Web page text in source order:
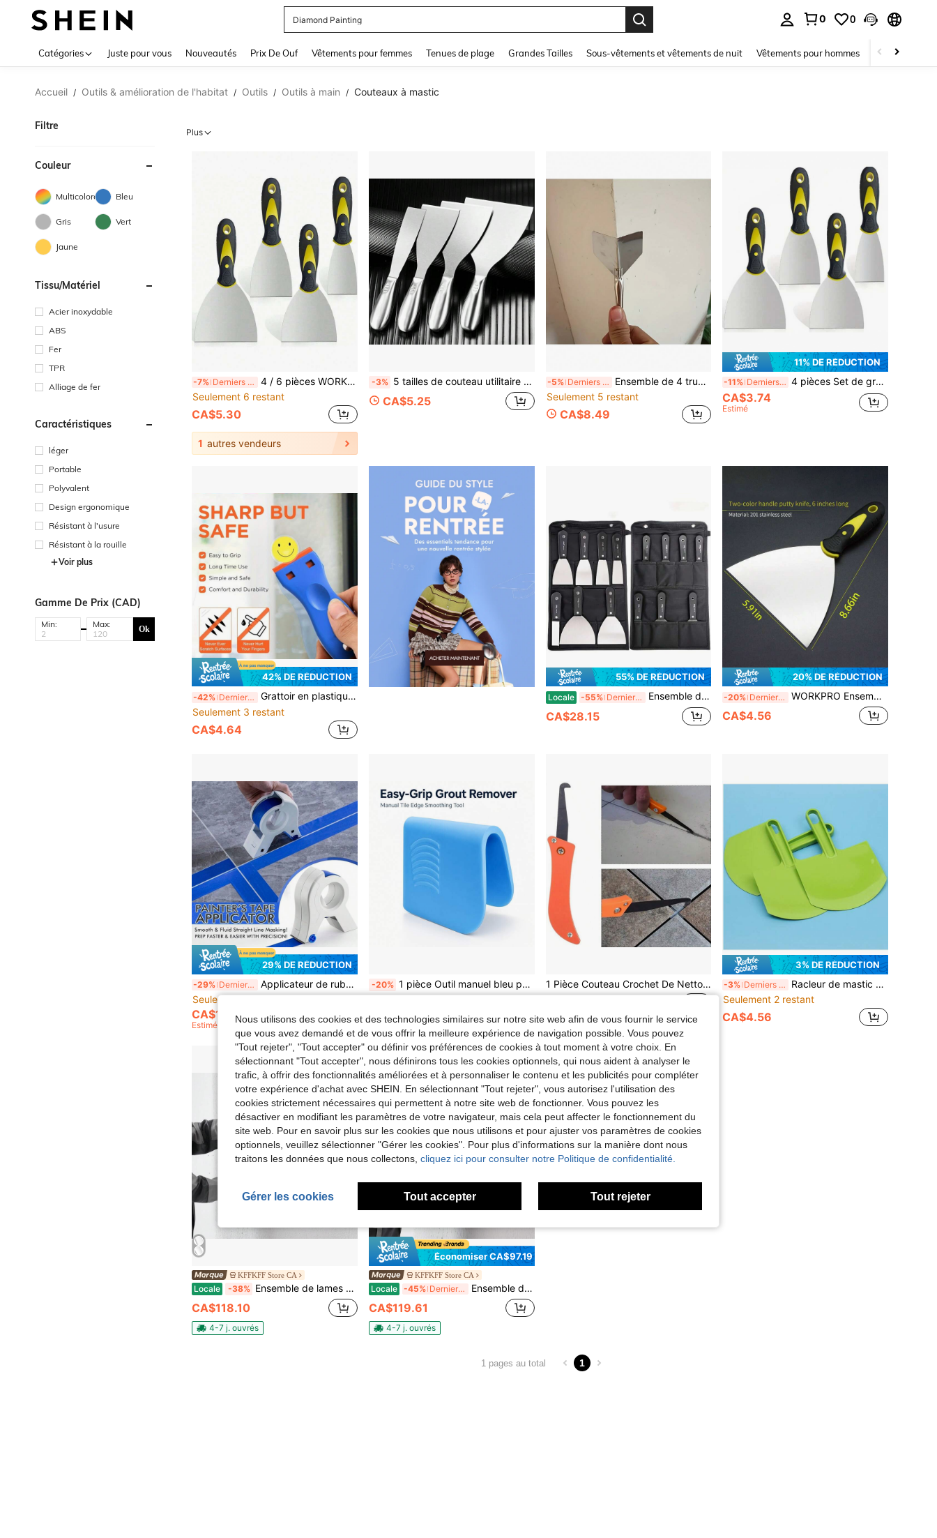
Diamond Painting
0 0
Catégories Juste pour vous Nouveautés Prix De Ouf Vêtements pour femmes Tenues de plage Grandes Tailles Sous-vêtements et vêtements de nuit Vêtements pour hommes Enfants
Accueil / Outils & amélioration de l'habitat / Outils / Outils à main / Couteaux à mastic
Filtre
Couleur
Multicolore Bleu
Gris Vert
Jaune
Tissu/matériel
Acier inoxydable
ABS
Fer
TPR
Alliage de fer
Caractéristiques
léger
Portable
Polyvalent
Design ergonomique
Résistant à l'usure
Résistant à la rouille
Voir plus
Gamme De Prix (CAD)
Min: Max: Ok
Plus
-7% Derniers 3 jours
4 / 6 pièces WORKPRO Ensemble de grattoirs en acier inoxydable, avec poignée souple, convient pour le traitement des murs secs, le retrait du plâtre et la manipulation du papier peint. Spécifications : 38/76/100/150 millimètres.
Seulement 6 restant
CA$5.30
1 autres vendeurs
-3% 5 tailles de couteau utilitaire épais en acier inoxydable, gris huilé, grattoir multifonction avec poignée finition polie
CA$5.25
-5% Derniers 3 jours
Ensemble de 4 truelles d'angle en métal, outils manuels pour la réparation et le lissage des murs, sans électricité requise
Seulement 5 restant
CA$8.49
11% DE RÉDUCTION
-11% Derniers 3 jours 4 pièces Set de grattoirs en acier inoxydable, comprenant des grattoirs de 2 pouces, 3 pouces, 4 pouces et 5 pouces, convenant au grattage de peinture, à l'enlèvement de papier peint, à l'application de produits d'étanchéité et plus encore
CA$3.74
Estimé
42% DE RÉDUCTION
-42% Derniers 3 jours
Grattoir en plastique anti-rayures et lames | Outil de retrait d'étiquettes, 1 grattoir avec 8 lames de rechange, convient pour enlever les joints, les autocollants et les résidus adhésifs, applicable sur le verre, les joints et les surfaces peintes, cadeau idéal pour la Saint-Valentin et les anniversaires
Seulement 3 restant
CA$4.64
55% DE RÉDUCTION
Locale -55% Derniers 3 jours Ensemble de 7 couteaux à mastic en acier inoxydable – Outils professionnels pour le décapage de cloisons sèches et de peinture | Épaisseur de lame adaptée à la réparation des murs | Sac de rangement résistant inclus
CA$28.15
20% DE RÉDUCTION
-20% Derniers 3 jours WORKPRO Ensemble de 4 grattoirs à papier peint, grattoir à peinture en acier inoxydable avec poignée souple, kit de grattoir mural pour finition de cloison sèche, enlèvement de plâtre, décapage de papier peint, tailles : 38/76/100/150 mm
CA$4.56
29% DE RÉDUCTION
-29% Derniers 3 jours
Applicateur de ruban de masquage pour peintre YITAPE - Outil d'application de précision manuelle, sans électricité requise, convient pour les lignes droites, les cadres de portes et de fenêtres et les travaux de finition - Idéal pour les projets DIY et la peinture professionnelle, parfait pour une utilisation domestique et industrielle, sans piles nécessaires
Seulement 7 restant
CA$13.99
Estimé
-20% 1 pièce Outil manuel bleu pour retirer le joint de carrelage - Outil pour retirer le coulis de sol, pour un sol lisse, accessoire de décoration d'intérieur
CA$3.60
1 Pièce Couteau Crochet De Nettoyage De Joint De Carreau En Céramique, Outil De Retrait De Coulis Dentelé Pliant Pour La Construction De Calfeutrage
3% DE RÉDUCTION
-3% Derniers 3 jours
Racleur de mastic en plastique léger et résistant à l'usure, spatule de réparation murale portable et anti-rouille, DIY maison, 1 pièce/5 pièces/10 pièces en option
Seulement 2 restant
CA$4.56
KFFKFF Store CA
Locale -38% Ensemble de lames à enduire les cloisons sèches, lames d'enduisage de 7/10/14/16/24 pouces + manche de rallonge de 34 à 81,6 pouces, couteau en acier inoxydable, outils professionnels d'enduit, pour plaques de plâtre/cloisons/panneaux de plâtre
CA$118.10
4-7 j. ouvrés
Économiser CA$97.19
KFFKFF Store CA
Locale -45% Derniers 3 jours Ensemble de lames de ragréage pour cloisons sèches, lames de ragréage de 10/16/24/32/40 po + manche de rallonge de 34-81,6 po, couteau en acier inoxydable, outils professionnels de ragréage, pour Gyprock/panneaux muraux/plaques de plâtre
CA$119.61
4-7 j. ouvrés
1 pages au total 1
Nous utilisons des cookies et des technologies similaires sur notre site web afin de vous fournir le service
que vous avez demandé et de vous offrir la meilleure expérience de navigation possible. Vous pouvez
"Tout rejeter", "Tout accepter" ou définir vos préférences de cookies à tout moment à votre choix. En
sélectionnant "Tout accepter", nous définirons tous les cookies optionnels, qui nous aident à analyser le
trafic, à offrir des fonctionnalités améliorées et à personnaliser le contenu et les publicités pour compléter
votre expérience d'achat avec SHEIN. En sélectionnant "Tout rejeter", vous autorisez l'utilisation des
cookies strictement nécessaires qui permettent à notre site web de fonctionner. Vous pouvez les
désactiver en modifiant les paramètres de votre navigateur, mais cela peut affecter le fonctionnement du
site web. Pour en savoir plus sur les cookies que nous utilisons et pour ajuster vos paramètres de cookies
optionnels, veuillez sélectionner "Gérer les cookies". Pour plus d'informations sur la manière dont nous
traitons les données que nous collectons, cliquez ici pour consulter notre Politique de confidentialité.
Gérer les cookies Tout accepter Tout rejeter